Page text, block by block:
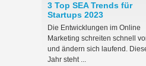
3 Top SEA Trends für
Startups 2023
Die Entwicklungen im Online
Marketing schreiten schnell
und ändern sich laufend.
Jahr steht ...